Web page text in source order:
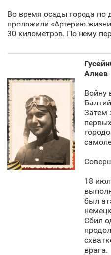
Во время осады города по
проложили «Артерию
30 километров. По нему
Алиев
Войну
Затем
18
был
Сбил
врага.